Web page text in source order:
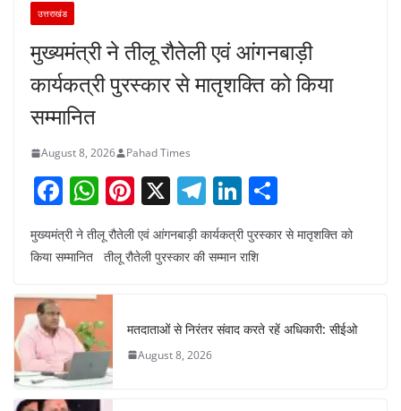
उत्तराखंड
मुख्यमंत्री ने तीलू रौतेली एवं आंगनबाड़ी
कार्यकत्री पुरस्कार से मातृशक्ति को किया
सम्मानित
August 8, 2026 Pahad Times
F
a
c
b
o
o
k
W
h
at
A
p
p
Pi
nt
er
X T
el
e
m
Li
n
k
n
h
ar
मुख्यमंत्री ने तीलू रौतेली एवं आंगनबाड़ी कार्यकत्री पुरस्कार से मातृशक्ति को
किया सम्मानित तीलू रौतेली पुरस्कार की सम्मान राशि
मतदाताओं से निरंतर संवाद करते रहें अधिकारी: सीईओ
August 8, 2026